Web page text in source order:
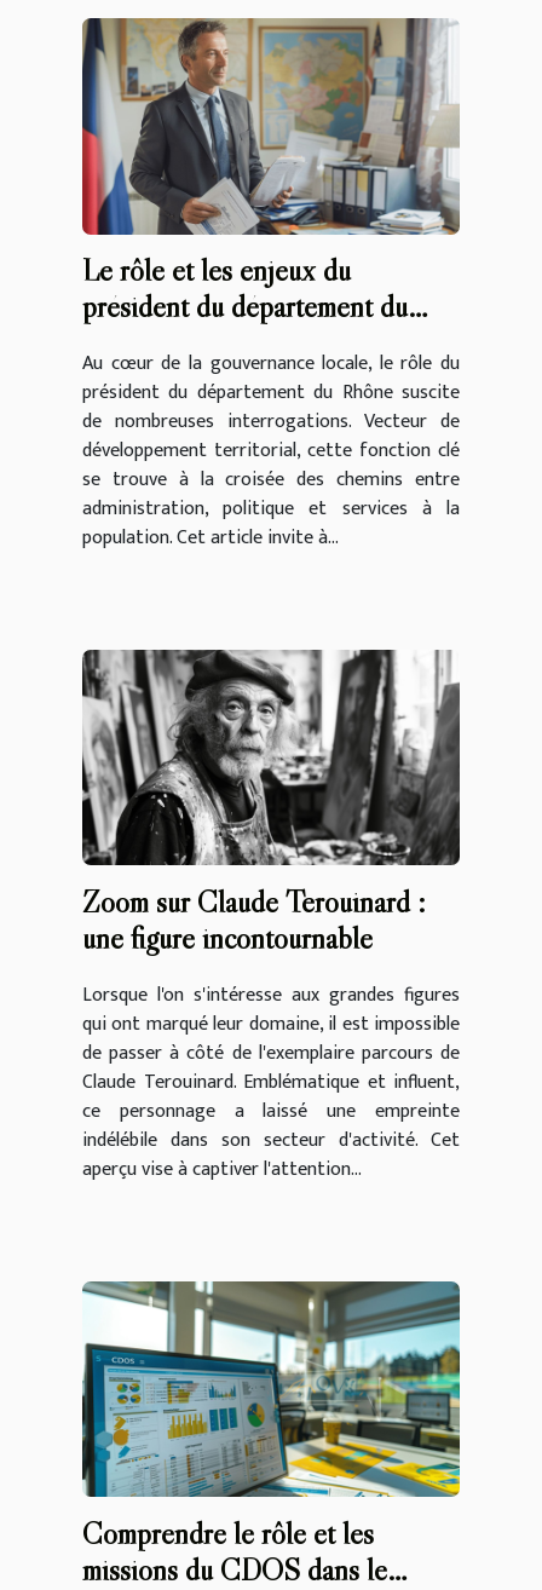
Le rôle et les enjeux du
président du département du
Au cœur de la gouvernance locale, le rôle du
président du département du Rhône suscite
de nombreuses interrogations. Vecteur de
développement territorial, cette fonction clé
se trouve à la croisée des chemins entre
administration, politique et services à la
population. Cet article invite à...
Zoom sur Claude Terouinard :
une figure incontournable
Lorsque l'on s'intéresse aux grandes figures
qui ont marqué leur domaine, il est impossible
de passer à côté de l'exemplaire parcours de
Claude Terouinard. Emblématique et influent,
ce personnage a laissé une empreinte
indélébile dans son secteur d'activité. Cet
aperçu vise à captiver l'attention...
Comprendre le rôle et les
missions du CDOS dans le